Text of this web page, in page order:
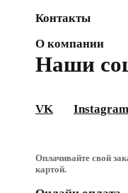
Контакты
О компании
Наши
VK Instagram
Оплачивайте свой
картой.